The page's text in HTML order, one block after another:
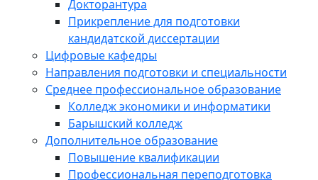
Докторантура
Прикрепление для подготовки
кандидатской диссертации
Цифровые кафедры
Направления подготовки и специальности
Среднее профессиональное образование
Колледж экономики и информатики
Барышский колледж
Дополнительное образование
Повышение квалификации
Профессиональная переподготовка